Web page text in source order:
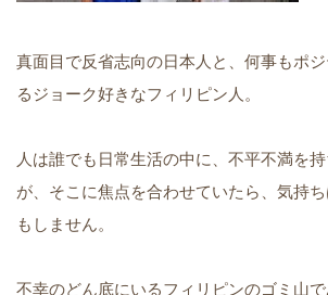
真面目で反省志向の日本人と、何事もポ
るジョーク好きなフィリピン人。
人は誰でも日常生活の中に、不平不満を
が、そこに焦点を合わせていたら、気持
もしません。
不幸のどん底にいるフィリピンのゴミ山